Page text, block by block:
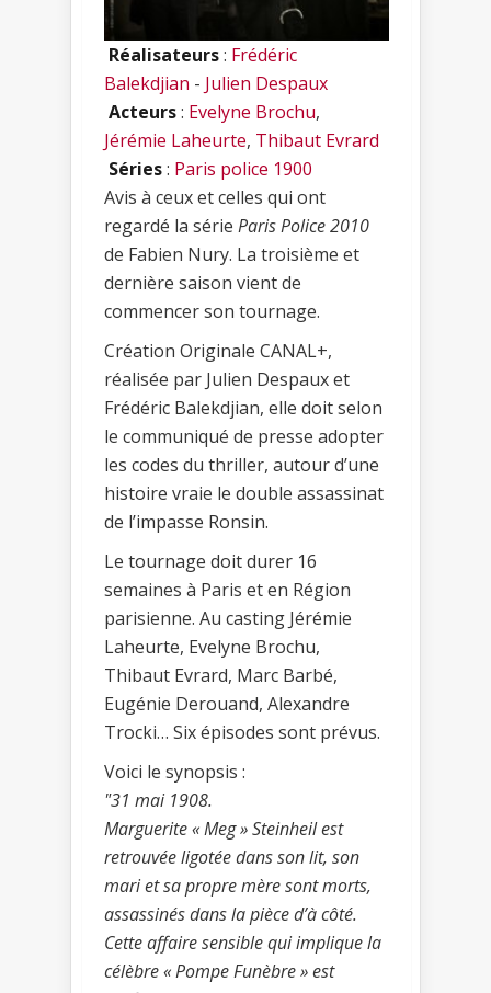
Réalisateurs: Frédéric
Balekdjian - Julien Despaux
Acteurs: Evelyne Brochu,
Jérémie Laheurte, Thibaut Evrard
Séries: Paris police 1900
Avis à ceux et celles qui ont
regardé la série Paris Police 2010
de Fabien Nury. La troisième et
dernière saison vient de
commencer son tournage.
Création Originale CANAL+,
réalisée par Julien Despaux et
Frédéric Balekdjian, elle doit selon
le communiqué de presse adopter
les codes du thriller, autour d’une
histoire vraie le double assassinat
de l’impasse Ronsin.
Le tournage doit durer 16
semaines à Paris et en Région
parisienne. Au casting Jérémie
Laheurte, Evelyne Brochu,
Thibaut Evrard, Marc Barbé,
Eugénie Derouand, Alexandre
Trocki… Six épisodes sont prévus.
Voici le synopsis :
"31 mai 1908.
Marguerite « Meg » Steinheil est
retrouvée ligotée dans son lit, son
mari et sa propre mère sont morts,
assassinés dans la pièce d’à côté.
Cette affaire sensible qui implique la
célèbre « Pompe Funèbre » est